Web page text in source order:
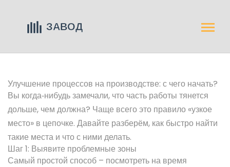
Улучшение процессов на производстве: с чего начать?
Вы когда‑нибудь замечали, что часть работы тянется
дольше, чем должна? Чаще всего это правило «узкое
место» в цепочке. Давайте разберём, как быстро найти
такие места и что с ними делать.
Шаг 1: Выявите проблемные зоны
Самый простой способ – посмотреть на время